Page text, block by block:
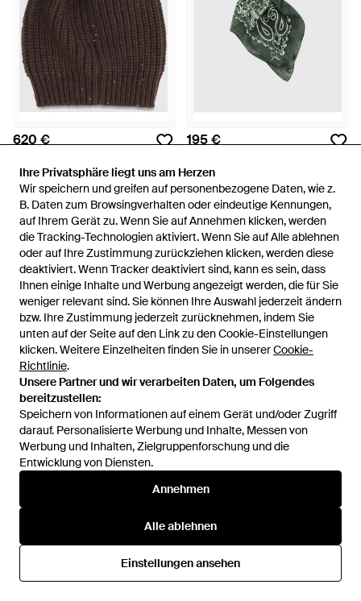
Ihre Privatsphäre liegt uns am Herzen
Wir speichern und greifen auf personenbezogene Daten, wie z.
B. Daten zum Browsingverhalten oder eindeutige Kennungen,
auf Ihrem Gerät zu. Wenn Sie auf Annehmen klicken, werden
die Tracking-Technologien aktiviert. Wenn Sie auf Alle ablehnen
oder auf Ihre Zustimmung zurückziehen klicken, werden diese
deaktiviert. Wenn Tracker deaktiviert sind, kann es sein, dass
Ihnen einige Inhalte und Werbung angezeigt werden, die für Sie
weniger relevant sind. Sie können Ihre Auswahl jederzeit ändern
bzw. Ihre Zustimmung jederzeit zurücknehmen, indem Sie
unten auf der Seite auf den Link zu den Cookie-Einstellungen
klicken. Weitere Einzelheiten finden Sie in unsererCookie-
Richtlinie.
Unsere Partner und wir verarbeiten Daten, um Folgendes
bereitzustellen:
Speichern von Informationen auf einem Gerät und/oder Zugriff
darauf. Personalisierte Werbung und Inhalte, Messen von
Werbung und Inhalten, Zielgruppenforschung und die
Entwicklung von Diensten.
Annehmen
Alle ablehnen
Einstellungen ansehen
Ihre Privatsphäre liegt uns am Herzen
Wir speichern und greifen auf personenbezogene Daten, wie z.
B. Daten zum Browsingverhalten oder eindeutige Kennungen,
auf Ihrem Gerät zu. Wenn Sie auf Annehmen klicken, werden
die Tracking-Technologien aktiviert. Wenn Sie auf Alle ablehnen
oder auf Ihre Zustimmung zurückziehen klicken, werden diese
deaktiviert. Wenn Tracker deaktiviert sind, kann es sein, dass
Ihnen einige Inhalte und Werbung angezeigt werden, die für Sie
weniger relevant sind. Sie können Ihre Auswahl jederzeit ändern
bzw. Ihre Zustimmung jederzeit zurücknehmen, indem Sie
unten auf der Seite auf den Link zu den Cookie-Einstellungen
klicken. Weitere Einzelheiten finden Sie in unsererCookie-
Richtlinie.
Unsere Partner und wir verarbeiten Daten, um Folgendes
bereitzustellen:
Speichern von Informationen auf einem Gerät und/oder Zugriff
darauf. Personalisierte Werbung und Inhalte, Messen von
Werbung und Inhalten, Zielgruppenforschung und die
Entwicklung von Diensten.
Annehmen
Alle ablehnen
Einstellungen ansehen
620 €
Hut Damen - Braun
VonGIGLIO.COM
195 €
Quadratisches Seidentuch Mit
Abstraktem Bandana-Print -
Grün
VonGIGLIO.COM
430 €344 €
Ferragamo
Schal Damen - Braun
690 €
Bottega Veneta